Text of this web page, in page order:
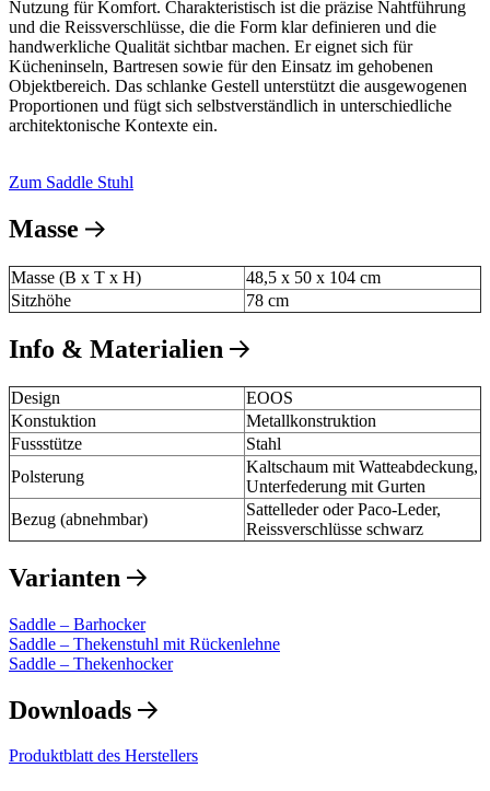
Nutzung für Komfort. Charakteristisch ist die präzise Nahtführung
und die Reissverschlüsse, die die Form klar definieren und die
handwerkliche Qualität sichtbar machen. Er eignet sich für
Kücheninseln, Bartresen sowie für den Einsatz im gehobenen
Objektbereich. Das schlanke Gestell unterstützt die ausgewogenen
Proportionen und fügt sich selbstverständlich in unterschiedliche
architektonische Kontexte ein.
Zum Saddle Stuhl
Masse
Masse (B x T x H)
48,5 x 50 x 104 cm
Sitzhöhe
78 cm
Info & Materialien
Design
EOOS
Konstuktion
Metallkonstruktion
Fussstütze
Stahl
Polsterung
Kaltschaum mit Watteabdeckung,
Unterfederung mit Gurten
Bezug (abnehmbar)
Sattelleder oder Paco-Leder,
Reissverschlüsse schwarz
Varianten
Saddle – Barhocker
Saddle – Thekenstuhl mit Rückenlehne
Saddle – Thekenhocker
Downloads
Produktblatt des Herstellers